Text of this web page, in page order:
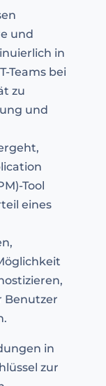
und
in
Teams bei
zu
und
Tool
eines
Benutzer
in
zur